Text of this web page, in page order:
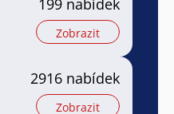
Zobrazit
2916 nabídek
Zobrazit